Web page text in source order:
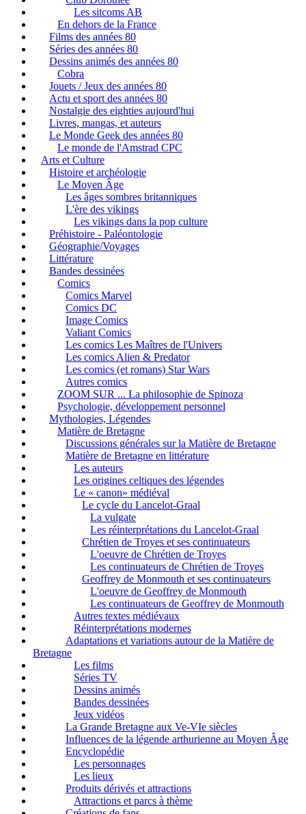
Les sitcoms AB
En dehors de la France
Films des années 80
Séries des années 80
Dessins animés des années 80
Cobra
Jouets / Jeux des années 80
Actu et sport des années 80
Nostalgie des eighties aujourd'hui
Livres, mangas, et auteurs
Le Monde Geek des années 80
Le monde de l'Amstrad CPC
Arts et Culture
Histoire et archéologie
Le Moyen Âge
Les âges sombres britanniques
L'ère des vikings
Les vikings dans la pop culture
Préhistoire - Paléontologie
Géographie/Voyages
Littérature
Bandes dessinées
Comics
Comics Marvel
Comics DC
Image Comics
Valiant Comics
Les comics Les Maîtres de l'Univers
Les comics Alien & Predator
Les comics (et romans) Star Wars
Autres comics
ZOOM SUR ... La philosophie de Spinoza
Psychologie, développement personnel
Mythologies, Légendes
Matière de Bretagne
Discussions générales sur la Matière de Bretagne
Matière de Bretagne en littérature
Les auteurs
Les origines celtiques des légendes
Le « canon» médiéval
Le cycle du Lancelot-Graal
La vulgate
Les réinterprétations du Lancelot-Graal
Chrétien de Troyes et ses continuateurs
L'oeuvre de Chrétien de Troyes
Les continuateurs de Chrétien de Troyes
Geoffrey de Monmouth et ses continuateurs
L'oeuvre de Geoffrey de Monmouth
Les continuateurs de Geoffrey de Monmouth
Autres textes médiévaux
Réinterprétations modernes
Adaptations et variations autour de la Matière de
Bretagne
Les films
Séries TV
Dessins animés
Bandes dessinées
Jeux vidéos
La Grande Bretagne aux Ve-VIe siècles
Influences de la légende arthurienne au Moyen Âge
Encyclopédie
Les personnages
Les lieux
Produits dérivés et attractions
Attractions et parcs à thème